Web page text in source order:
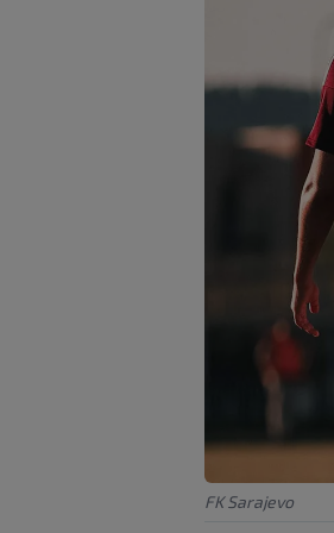
FK Sarajevo